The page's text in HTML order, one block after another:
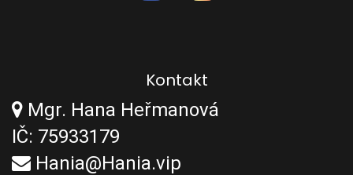
Kontakt
Mgr. Hana Heřmanová
IČ: 75933179
Hania@Hania.vip